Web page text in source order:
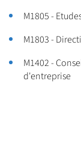
et contrôle,
- vers des
M1805 -
M1803 -
M1402 -
d'entreprise